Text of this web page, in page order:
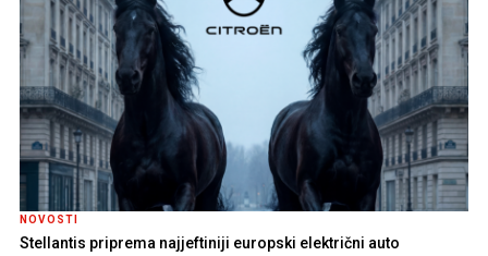
NOVOSTI
Stellantis priprema najjeftiniji europski električni auto